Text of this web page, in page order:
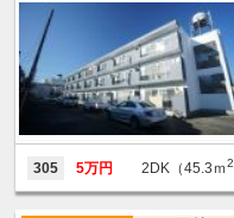
305 5万円 2DK（45.3ｍ2